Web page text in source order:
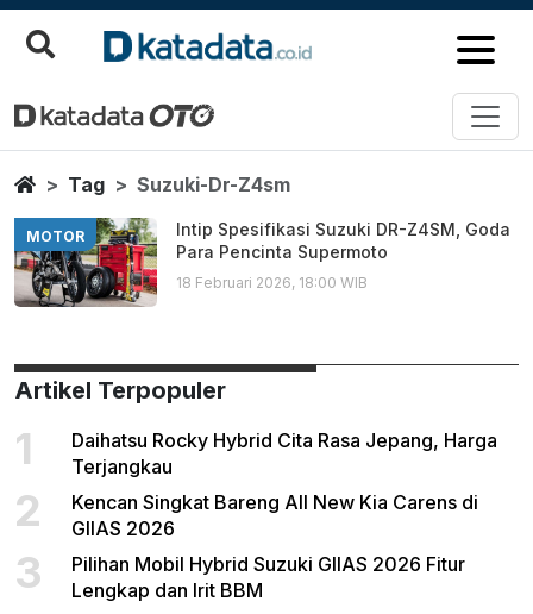
Suzuki Dr Z4sm
Berita Terbaru
HomeTag Suzuki-Dr-Z4sm
MOTOR
Intip Spesifikasi Suzuki DR-Z4SM, Goda
Para Pencinta Supermoto
18 Februari 2026, 18:00 WIB
Artikel Terpopuler
1
Daihatsu Rocky Hybrid Cita Rasa Jepang, Harga
Terjangkau
2
Kencan Singkat Bareng All New Kia Carens di
GIIAS 2026
3
Pilihan Mobil Hybrid Suzuki GIIAS 2026 Fitur
Lengkap dan Irit BBM